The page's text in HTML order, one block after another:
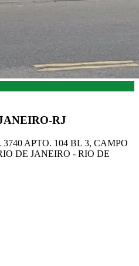
RJ
APTO. 104 BL 3, CAMPO
DE JANEIRO - RIO DE